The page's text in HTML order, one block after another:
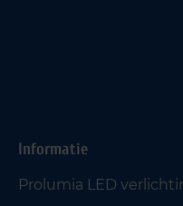
Informatie
Prolumia LED